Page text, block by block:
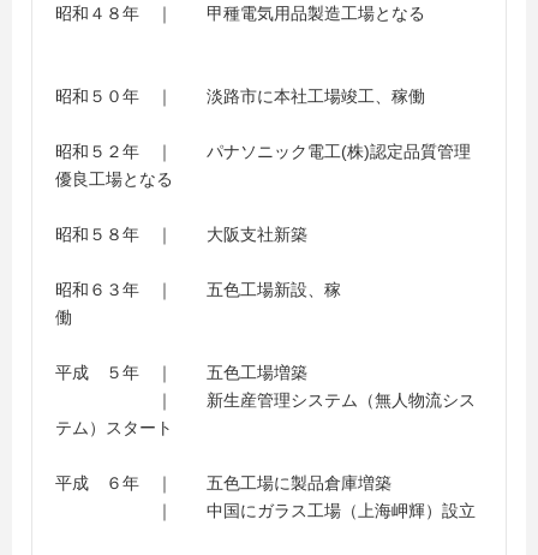
昭和４８年 ｜ 甲種電気用品製造工場となる
昭和５０年 ｜ 淡路市に本社工場竣工、稼働
昭和５２年 ｜ パナソニック電工(株)認定品質管理
優良工場となる
昭和５８年 ｜ 大阪支社新築
昭和６３年 ｜ 五色工場新設、稼
働
平成 ５年 ｜ 五色工場増築
｜ 新生産管理システム（無人物流シス
テム）スタート
平成 ６年 ｜ 五色工場に製品倉庫増築
｜ 中国にガラス工場（上海岬輝）設立